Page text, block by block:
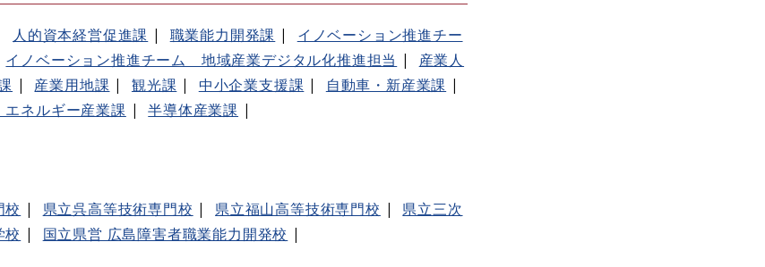
人的資本経営促進課 職業能力開発課
イノベーション推進チー
イノベーション推進チーム 地域産業デジタル化推進担当
産業人
産業用地課 観光課 中小企業支援課
自動車・新産業課
エネルギー産業課 半導体産業課
校 県立呉高等技術専門校 県立福山高等技術専門校
県立三次
校 国立県営 広島障害者職業能力開発校